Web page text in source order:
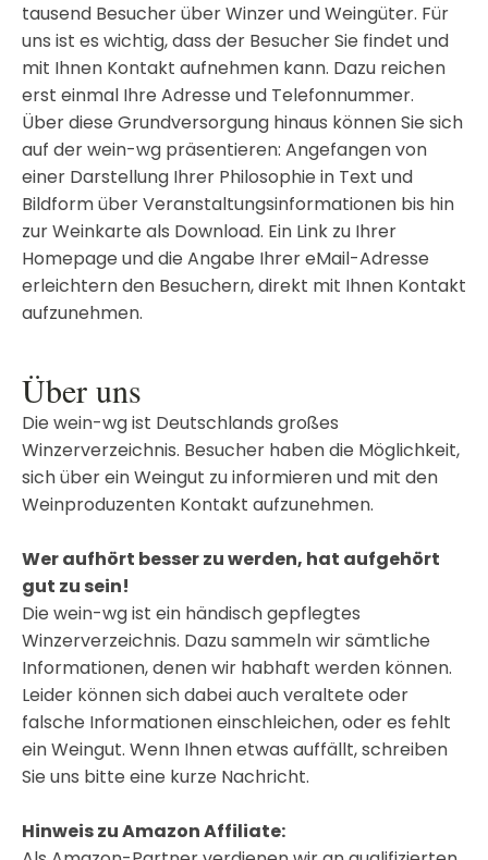
tausend Besucher über Winzer und Weingüter. Für
uns ist es wichtig, dass der Besucher Sie findet und
mit Ihnen Kontakt aufnehmen kann. Dazu reichen
erst einmal Ihre Adresse und Telefonnummer.
Über diese Grundversorgung hinaus können Sie sich
auf der wein-wg präsentieren: Angefangen von
einer Darstellung Ihrer Philosophie in Text und
Bildform über Veranstaltungsinformationen bis hin
zur Weinkarte als Download. Ein Link zu Ihrer
Homepage und die Angabe Ihrer eMail-Adresse
erleichtern den Besuchern, direkt mit Ihnen Kontakt
aufzunehmen.
Über uns
Die wein-wg ist Deutschlands großes
Winzerverzeichnis. Besucher haben die Möglichkeit,
sich über ein Weingut zu informieren und mit den
Weinproduzenten Kontakt aufzunehmen.
Wer aufhört besser zu werden, hat aufgehört
gut zu sein!
Die wein-wg ist ein händisch gepflegtes
Winzerverzeichnis. Dazu sammeln wir sämtliche
Informationen, denen wir habhaft werden können.
Leider können sich dabei auch veraltete oder
falsche Informationen einschleichen, oder es fehlt
ein Weingut. Wenn Ihnen etwas auffällt, schreiben
Sie uns bitte eine kurze Nachricht.
Hinweis zu Amazon Affiliate: